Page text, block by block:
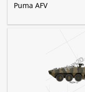
Puma AFV